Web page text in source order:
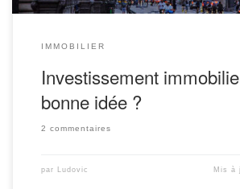
IMMOBILIER
Investissement
bonne idée ?
2 commentaires
par Ludovic Mis à